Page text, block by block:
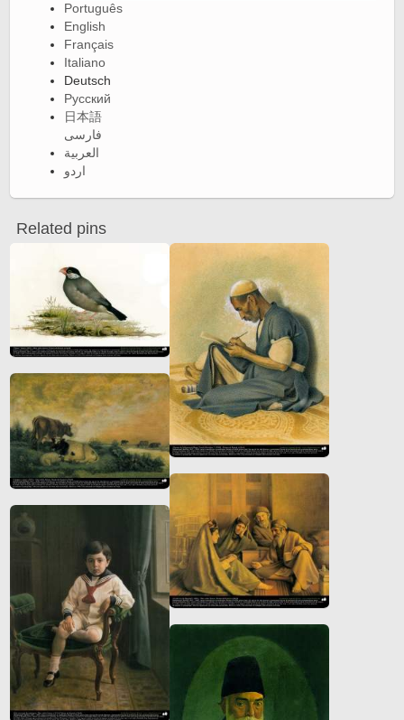
Português
English
Français
Italiano
Deutsch
Русский
日本語
فارسی
العربية
اردو
Related pins